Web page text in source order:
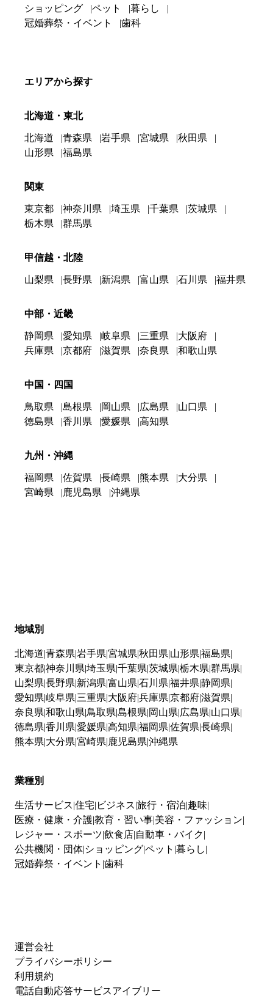
ショッピング
ペット
暮らし
冠婚葬祭・イベント
歯科
エリアから探す
北海道・東北
北海道 青森県 岩手県 宮城県
秋田県
山形県
福島県
関東
東京都 神奈川県 埼玉県 千葉県
茨城県
栃木県
群馬県
甲信越・北陸
山梨県 長野県 新潟県 富山県 石川県 福井県
中部・近畿
静岡県 愛知県 岐阜県 三重県
大阪府
兵庫県
京都府 滋賀県 奈良県 和歌山県
中国・四国
鳥取県 島根県 岡山県 広島県
山口県
徳島県
香川県 愛媛県 高知県
九州・沖縄
福岡県 佐賀県 長崎県 熊本県
大分県
宮崎県
鹿児島県 沖縄県
地域別
北海道 青森県 岩手県 宮城県 秋田県 山形県 福島県
東京都神奈川県 埼玉県 千葉県 茨城県 栃木県 群馬県
山梨県 長野県 新潟県 富山県 石川県 福井県 静岡県
愛知県 岐阜県 三重県 大阪府兵庫県 京都府滋賀県
奈良県 和歌山県 鳥取県 島根県 岡山県 広島県 山口県
徳島県 香川県 愛媛県 高知県 福岡県 佐賀県 長崎県
熊本県 大分県 宮崎県 鹿児島県 沖縄県
業種別
生活サービス 住宅 ビジネス 旅行・宿泊 趣味
医療・健康・介護教育・習い事 美容・ファッション
レジャー・スポーツ 飲食店 自動車・バイク
公共機関・団体 ショッピングペット 暮らし
冠婚葬祭・イベント 歯科
運営会社
プライバシーポリシー
利用規約
電話自動応答サービスアイブリー